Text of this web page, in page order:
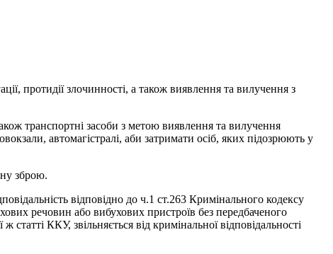
протидії злочинності, а також виявлення та вилучення з
транспортні засоби з метою виявлення та вилучення
автомагістралі, аби затримати осіб, яких підозрюють у
зброю.
відповідно до ч.1 ст.263 Кримінального кодексу
речовин або вибухових пристроїв без передбаченого
ККУ, звільняється від кримінальної відповідальності